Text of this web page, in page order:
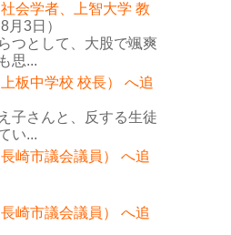
会学者、上智大学 教
8月3日）
つとして、大股で颯爽
思...
板中学校 校長） へ追
子さんと、反する生徒
い...
崎市議会議員） へ追
崎市議会議員） へ追